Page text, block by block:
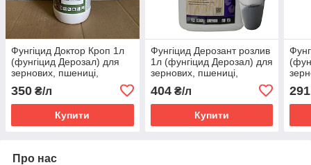
Фунгіцид Доктор Кроп 1л
(фунгіцид Дерозал) для
зернових, пшениці,
соняшнику
350 ₴/л
Купити
Фунгіцид Дерозант розлив
1л (фунгіцид Дерозал) для
зернових, пшениці,
соняшнику
404₴/л
Купити
291
Про нас